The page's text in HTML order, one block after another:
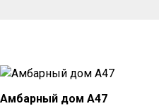
Амбарный дом А47